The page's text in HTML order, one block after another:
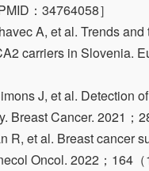
：34764058］
A, et al. Trends
carriers in Slovenia.
J, et al. Detection
Breast Cancer. 2021；
R, et al. Breast cancer
Oncol. 2022；164